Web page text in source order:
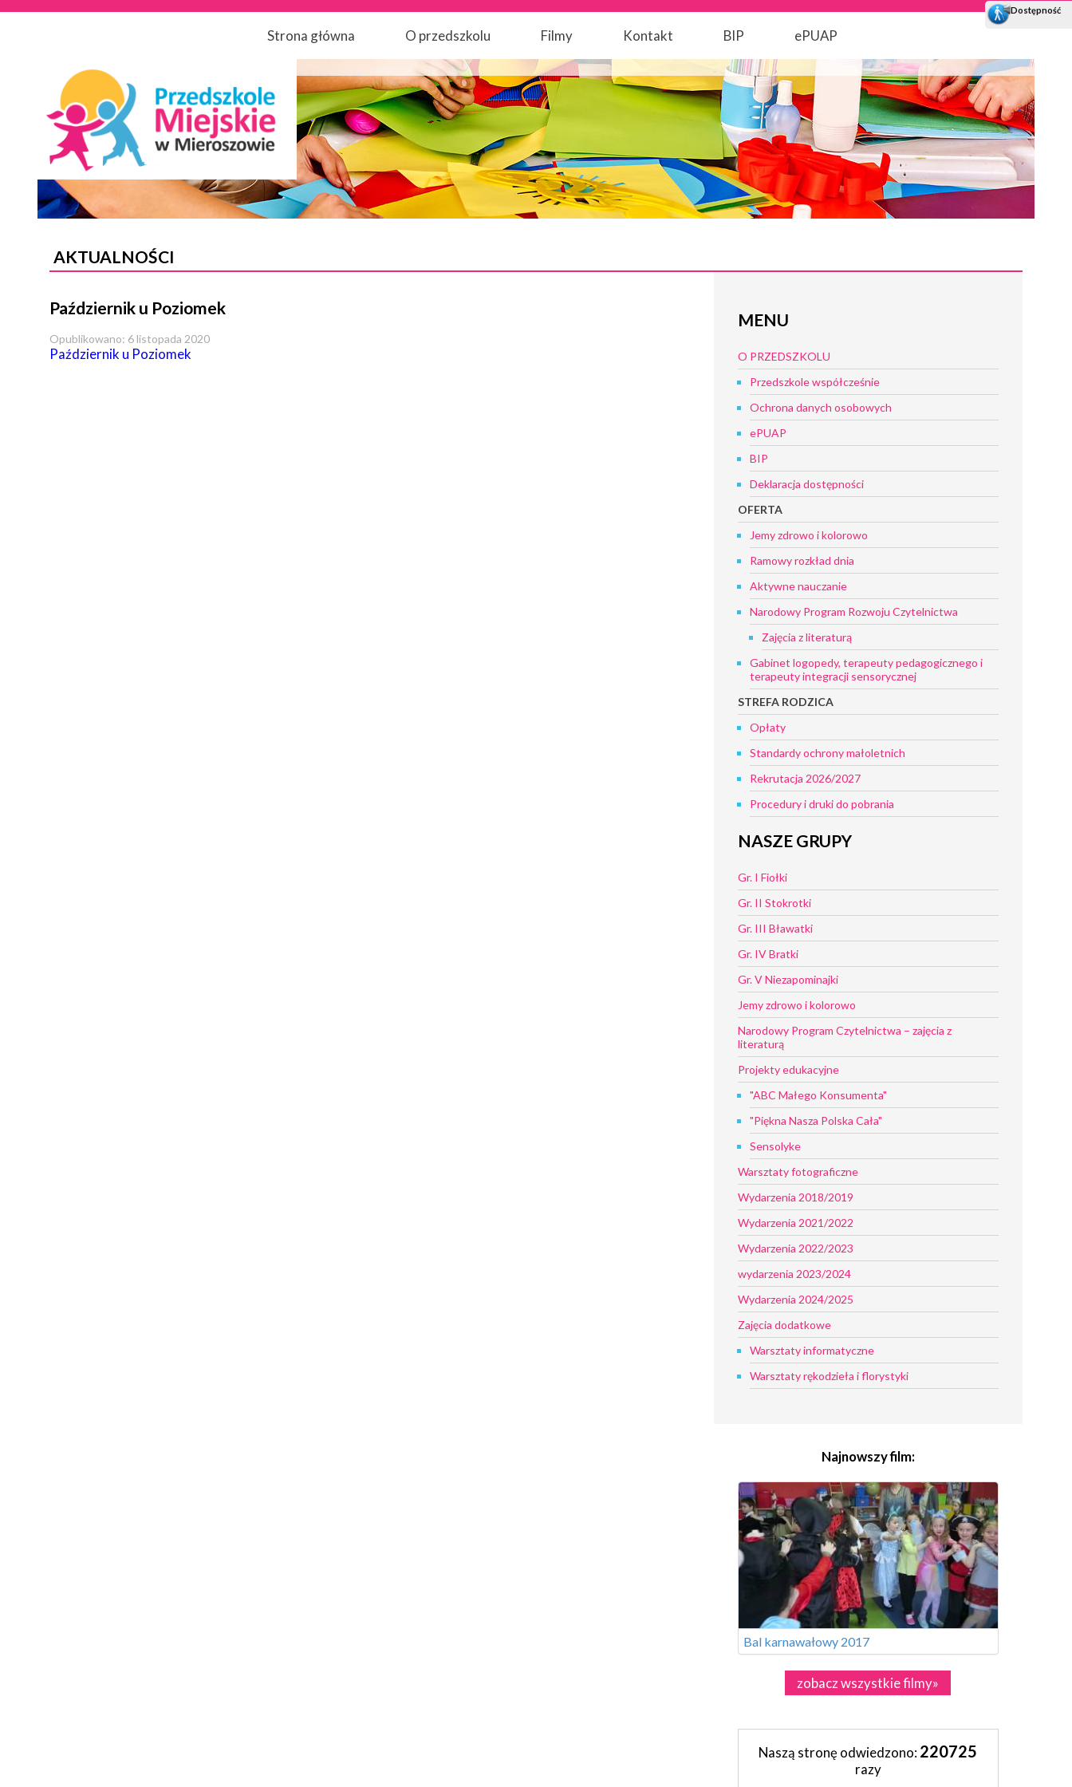
Strona główna O przedszkolu Filmy Kontakt BIP ePUAP
AKTUALNOŚCI
MENU
O PRZEDSZKOLU
Przedszkole współcześnie
Ochrona danych osobowych
ePUAP
BIP
Deklaracja dostępności
OFERTA
Jemy zdrowo i kolorowo
Ramowy rozkład dnia
Aktywne nauczanie
Narodowy Program Rozwoju Czytelnictwa
Zajęcia z literaturą
Gabinet logopedy, terapeuty pedagogicznego i
terapeuty integracji sensorycznej
STREFA RODZICA
Opłaty
Standardy ochrony małoletnich
Rekrutacja 2026/2027
Procedury i druki do pobrania
NASZE GRUPY
Gr. I Fiołki
Gr. II Stokrotki
Gr. III Bławatki
Gr. IV Bratki
Gr. V Niezapominajki
Jemy zdrowo i kolorowo
Narodowy Program Czytelnictwa – zajęcia z
literaturą
Projekty edukacyjne
"ABC Małego Konsumenta"
"Piękna Nasza Polska Cała"
Sensolyke
Warsztaty fotograficzne
Wydarzenia 2018/2019
Wydarzenia 2021/2022
Wydarzenia 2022/2023
wydarzenia 2023/2024
Wydarzenia 2024/2025
Zajęcia dodatkowe
Warsztaty informatyczne
Warsztaty rękodzieła i florystyki
Najnowszy film:
Bal karnawałowy 2017
zobacz wszystkie filmy»
Naszą stronę odwiedzono: 220725
razy
Październik u Poziomek
Opublikowano: 6 listopada 2020
Październik u Poziomek